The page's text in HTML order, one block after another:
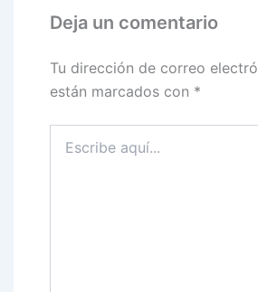
Deja un comentario
Tu dirección de correo
están marcados con *
aquí...